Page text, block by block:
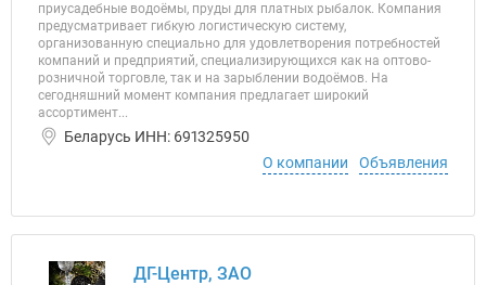
приусадебные водоёмы, пруды для платных рыбалок. Компания
предусматривает гибкую логистическую систему,
организованную специально для удовлетворения потребностей
компаний и предприятий, специализирующихся как на оптово-
розничной торговле, так и на зарыблении водоёмов. На
сегодняшний момент компания предлагает широкий
ассортимент...
Беларусь ИНН: 691325950
О компании
Объявления
ДГ-Центр, ЗАО